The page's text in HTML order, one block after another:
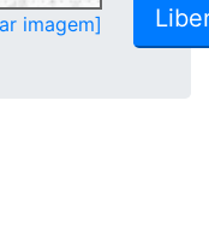
imagem]